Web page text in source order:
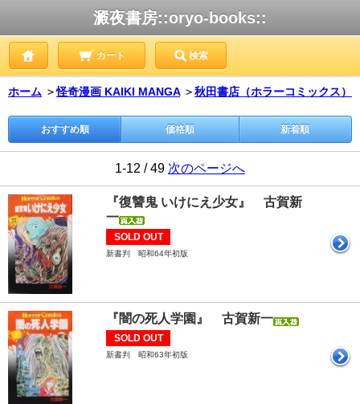
澱夜書房::oryo-books::
カート 検索
ホーム ＞怪奇漫画 KAIKI MANGA ＞秋田書店（ホラーコミックス）
おすすめ順 価格順 新着順
1-12 / 49 次のページへ
『復讐鬼 いけにえ少女』 古賀新
一
SOLD OUT
新書判 昭和64年初版
『闇の死人学園』 古賀新一
SOLD OUT
新書判 昭和63年初版